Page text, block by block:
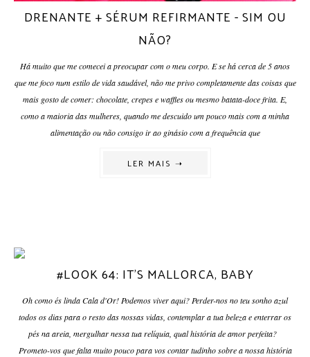
DRENANTE + SÉRUM REFIRMANTE - SIM OU
NÃO?
Há muito que me comecei a preocupar com o meu corpo. E se há cerca de 5 anos
que me foco num estilo de vida saudável, não me privo completamente das coisas que
mais gosto de comer: chocolate, crepes e waffles ou mesmo batata-doce frita. E,
como a maioria das mulheres, quando me descuido um pouco mais com a minha
alimentação ou não consigo ir ao ginásio com a frequência que
LER MAIS ➝
#LOOK 64: IT'S MALLORCA, BABY
Oh como és linda Cala d'Or! Podemos viver aqui? Perder-nos no teu sonho azul
todos os dias para o resto das nossas vidas, contemplar a tua beleza e enterrar os
pés na areia, mergulhar nessa tua relíquia, qual história de amor perfeita?
Prometo-vos que falta muito pouco para vos contar tudinho sobre a nossa história